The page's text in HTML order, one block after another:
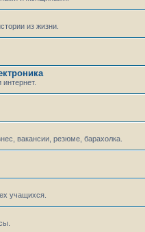
из жизни.
вакансии, резюме, барахолка.
учащихся.